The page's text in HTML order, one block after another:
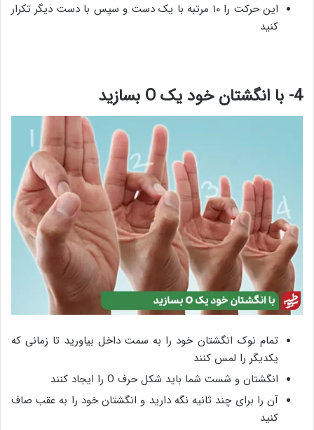
این حرکت را ۱۰ مرتبه با یک دست و سپس با دست دیگر تکرار
کنید
4- با انگشتان خود یک O بسازید
تمام نوک انگشتان خود را به سمت داخل بیاورید تا زمانی که
یکدیگر را لمس کنند
انگشتان و شست شما باید شکل حرف O را ایجاد کنند
آن را برای چند ثانیه نگه دارید و انگشتان خود را به عقب صاف
کنید